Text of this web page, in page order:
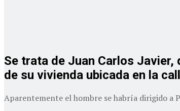
Se trata de Juan Carlos Javier,
de su vivienda ubicada en la
Aparentemente el hombre se habría dirigido a